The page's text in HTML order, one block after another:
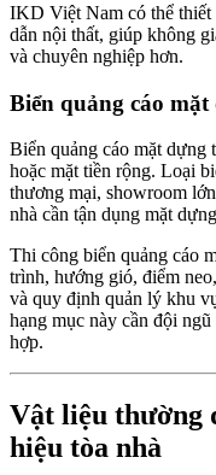
IKD Việt Nam có thể thiết
dẫn nội thất, giúp không
và chuyên nghiệp hơn.
Biển quảng cáo
Biển quảng cáo mặt
hoặc mặt tiền rộng. Loại
thương mại, showroom
nhà cần tận dụng mặt
Thi công biển quảng cáo
trình, hướng gió, điểm
và quy định quản lý khu
hạng mục này cần đội
hợp.
Vật liệu thường
hiệu tòa nhà